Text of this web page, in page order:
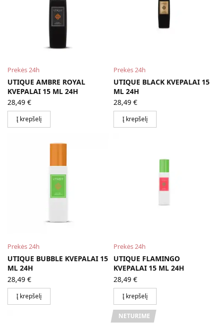
Prekės 24h
UTIQUE AMBRE ROYAL
KVEPALAI 15 ML 24H
28,49 €
Į krepšelį
Prekės 24h
UTIQUE BLACK KVEPALAI 15
ML 24H
28,49 €
Į krepšelį
Prekės 24h
UTIQUE BUBBLE KVEPALAI 15
ML 24H
28,49 €
Į krepšelį
Prekės 24h
UTIQUE FLAMINGO
KVEPALAI 15 ML 24H
28,49 €
Į krepšelį
NETURIME